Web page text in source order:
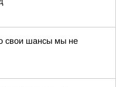
свои шансы мы не